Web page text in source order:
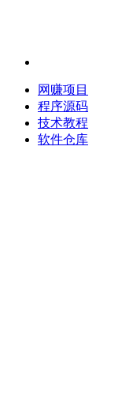
网赚项目
程序源码
技术教程
软件仓库